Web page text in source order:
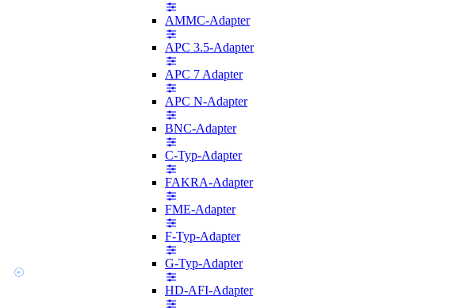
AMMC-Adapter
APC 3.5-Adapter
APC 7 Adapter
APC N-Adapter
BNC-Adapter
C-Typ-Adapter
FAKRA-Adapter
FME-Adapter
F-Typ-Adapter
G-Typ-Adapter
HD-AFI-Adapter